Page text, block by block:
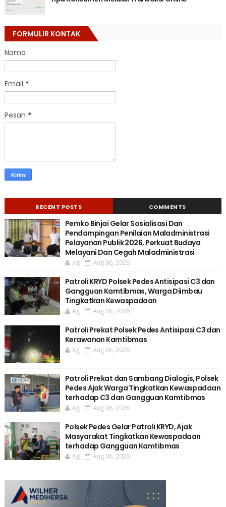
FORMULIR KONTAK
Nama
Email *
Pesan *
RECENT POSTS COMMENTS
Pemko Binjai Gelar Sosialisasi Dan
Pendampingan Penilaian Maladministrasi
Pelayanan Publik 2026, Perkuat Budaya
Melayani Dan Cegah Maladministrasi
Ag Aug 06, 2026
Patroli KRYD Polsek Pedes Antisipasi C3 dan
Gangguan Kamtibmas, Warga Diimbau
Tingkatkan Kewaspadaan
Ag Aug 06, 2026
Patroli Prekat Polsek Pedes Antisipasi C3 dan
Kerawanan Kamtibmas
Ag Aug 06, 2026
Patroli Prekat dan Sambang Dialogis, Polsek
Pedes Ajak Warga Tingkatkan Kewaspadaan
terhadap C3 dan Gangguan Kamtibmas
Ag Aug 06, 2026
Polsek Pedes Gelar Patroli KRYD, Ajak
Masyarakat Tingkatkan Kewaspadaan
terhadap Gangguan Kamtibmas
Ag Aug 06, 2026